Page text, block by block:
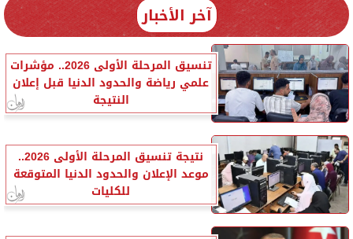
آخر الأخبار
تنسيق المرحلة الأولى 2026.. مؤشرات
علمي رياضة والحدود الدنيا قبل إعلان
النتيجة
نتيجة تنسيق المرحلة الأولى 2026..
موعد الإعلان والحدود الدنيا المتوقعة
للكليات